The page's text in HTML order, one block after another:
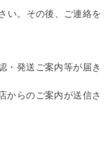
い。その後、ご連絡を
・発送ご案内等が届き
からのご案内が送信さ